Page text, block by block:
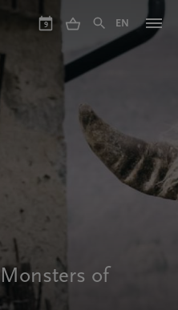
9 EN
of